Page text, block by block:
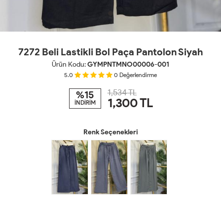
7272 Beli Lastikli Bol Paça Pantolon Siyah
Ürün Kodu:GYMPNTMNO00006-001
5.0 0 Değerlendirme
%15
İNDİRİM
1,534 TL
1,300TL
Renk Seçenekleri